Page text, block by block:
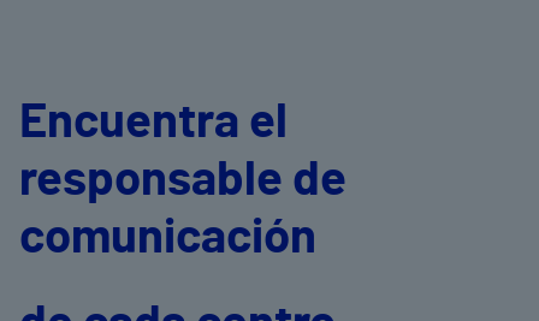
Encuentra el
responsable de
comunicación